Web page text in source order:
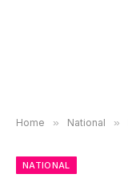
Home » National »
NATIONAL